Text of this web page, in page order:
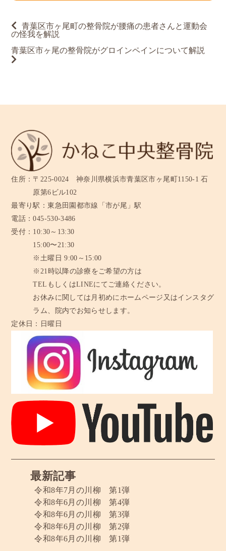
投
稿
ナ
ビ
ゲ
ー
青葉区市ヶ尾町の整骨院が腰痛の患者さんと運動会
の怪我を解説
青葉区市ヶ尾の整骨院がグロインペインについて解説
住所： 〒225-0024 神奈川県横浜市青葉区市ヶ尾町1150-1 石
原第6ビル102
最寄り駅：東急田園都市線「市が尾」駅
電話：045-530-3486
受付： 10:30～13:30
15:00〜21:30
※土曜日 9:00～15:00
※21時以降の診療をご希望の方は
TELもしくはLINEにてご連絡ください。
お休みに関しては月初めにホームページ又はインスタグ
ラム、
院内でお知らせします。
定休日：
日曜日
最新記事
令和8年7月の川柳 第1弾
令和8年6月の川柳 第4弾
令和8年6月の川柳 第3弾
令和8年6月の川柳 第2弾
令和8年6月の川柳 第1弾